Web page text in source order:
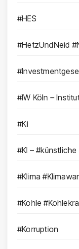
#HES
#HetzUndNeid
#IW Köln –
#Ki
#KI –
#Klima
#Kohle
#Korruption